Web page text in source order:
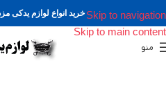
Skip to navigation
Skip to main content
خرید انواع لوازم یدکی
منو